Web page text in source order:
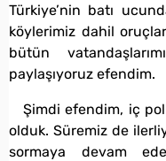
Türkiye’nin batı
köylerimiz dahil
bütün
paylaşıyoruz efendim.
Şimdi efendim, iç
olduk. Süremiz de
sormaya devam